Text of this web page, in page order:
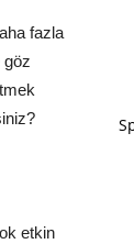
fazla
göz
etkin